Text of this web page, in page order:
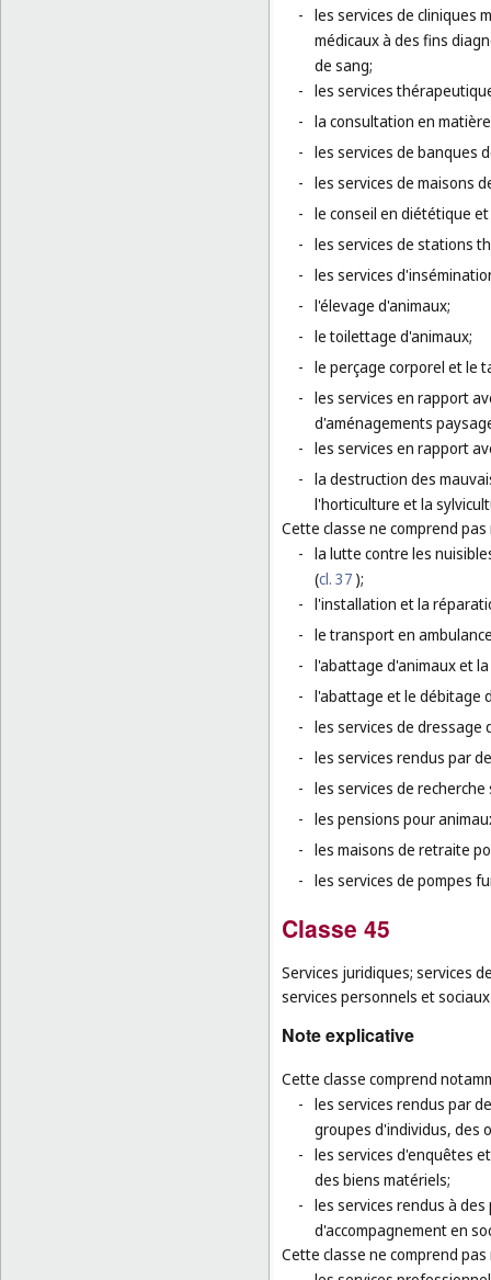
- les services de cliniques
médicaux à des fins
de sang;
- les services
- la consultation en
- les services de banques
- les services de maisons
- le conseil en diététique
- les services de stations
- les services
- l'élevage d'animaux;
- le toilettage d'animaux;
- le perçage corporel et le
- les services en rapport
d'aménagements
- les services en rapport
- la destruction des
l'horticulture et la
Cette classe ne comprend
- la lutte contre les
(cl. 37 );
- l'installation et la
- le transport en
- l'abattage d'animaux et
- l'abattage et le débitage
- les services de dressage
- les services rendus par
- les services de
- les pensions pour
- les maisons de retraite
- les services de pompes
Classe 45
Services juridiques; services
services personnels et
Note explicative
Cette classe comprend
- les services rendus par
groupes d'individus, des
- les services d'enquêtes
des biens matériels;
- les services rendus à
d'accompagnement en
Cette classe ne comprend